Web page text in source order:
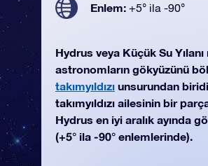
Enlem: +5° ila -90°
Hydrus veya Küçük Su
astronomların gökyüzünü
takımyıldızı unsurundan
takımyıldızı ailesinin bir
Hydrus en iyi aralık ayında
(+5° ila -90° enlemlerinde).